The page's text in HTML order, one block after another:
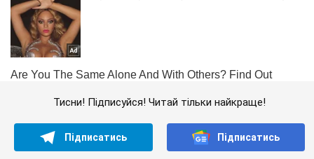
Тисни! Підписуйся! Читай тільки найкраще!
Підписатись Підписатись